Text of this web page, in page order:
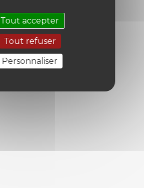
Tout accepter
Tout refuser
Personnaliser